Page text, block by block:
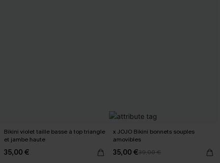
Bikini violet taille basse à top triangle
et jambe haute
35,00 €
x JOJO Bikini bonnets souples
amovibles
35,00 €39,00 €